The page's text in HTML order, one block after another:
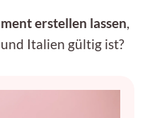
erstellen lassen,
Italien gültig ist?